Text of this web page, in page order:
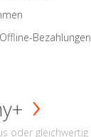
Bezahlungen
oder gleichwertig